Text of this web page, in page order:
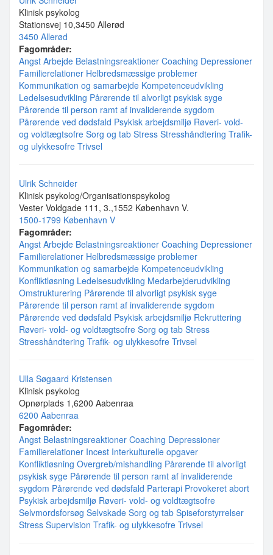
Klinisk psykolog
Stationsvej 10,3450 Allerød
3450 Allerød
Fagområder:
Angst Arbejde Belastningsreaktioner Coaching Depressioner
Familierelationer Helbredsmæssige problemer
Kommunikation og samarbejde Kompetenceudvikling
Ledelsesudvikling Pårørende til alvorligt psykisk syge
Pårørende til person ramt af invaliderende sygdom
Pårørende ved dødsfald Psykisk arbejdsmiljø Røveri- vold-
og voldtægtsofre Sorg og tab Stress Stresshåndtering Trafik-
og ulykkesofre Trivsel
Ulrik Schneider
Klinisk psykolog/Organisationspsykolog
Vester Voldgade 111, 3.,1552 København V.
1500-1799 København V
Fagområder:
Angst Arbejde Belastningsreaktioner Coaching Depressioner
Familierelationer Helbredsmæssige problemer
Kommunikation og samarbejde Kompetenceudvikling
Konfliktløsning Ledelsesudvikling Medarbejderudvikling
Omstrukturering Pårørende til alvorligt psykisk syge
Pårørende til person ramt af invaliderende sygdom
Pårørende ved dødsfald Psykisk arbejdsmiljø Rekruttering
Røveri- vold- og voldtægtsofre Sorg og tab Stress
Stresshåndtering Trafik- og ulykkesofre Trivsel
Ulla Søgaard Kristensen
Klinisk psykolog
Opnørplads 1,6200 Aabenraa
6200 Aabenraa
Fagområder:
Angst Belastningsreaktioner Coaching Depressioner
Familierelationer Incest Interkulturelle opgaver
Konfliktløsning Overgreb/mishandling Pårørende til alvorligt
psykisk syge Pårørende til person ramt af invaliderende
sygdom Pårørende ved dødsfald Parterapi Provokeret abort
Psykisk arbejdsmiljø Røveri- vold- og voldtægtsofre
Selvmordsforsøg Selvskade Sorg og tab Spiseforstyrrelser
Stress Supervision Trafik- og ulykkesofre Trivsel